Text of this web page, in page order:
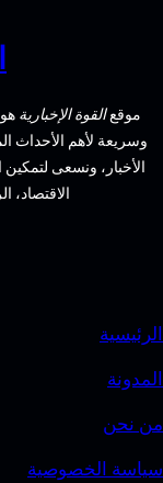
موقعالقوة الإخباريةهو
وسريعة لأهم الأحداث
الأخبار، ونسعى
الاقتصاد،
نحن
الخصوصية